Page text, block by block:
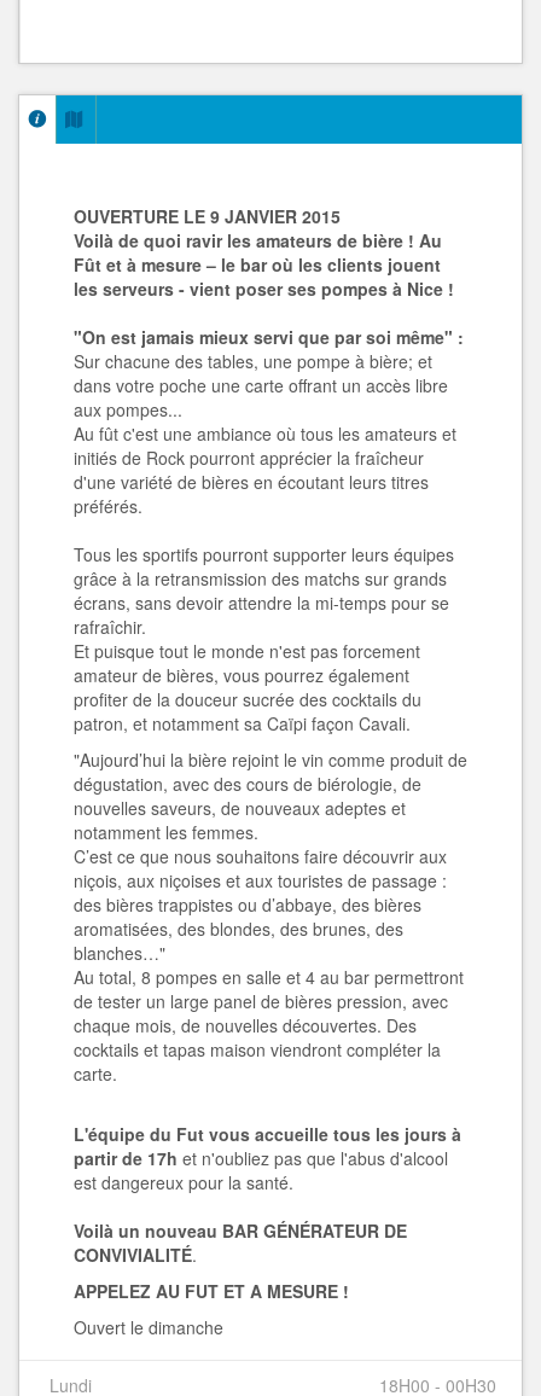
OUVERTURE LE 9 JANVIER 2015
Voilà de quoi ravir les amateurs de bière ! Au
Fût et à mesure – le bar où les clients jouent
les serveurs - vient poser ses pompes à Nice !
"On est jamais mieux servi que par soi même" :
Sur chacune des tables, une pompe à bière; et
dans votre poche une carte offrant un accès libre
aux pompes...
Au fût c'est une ambiance où tous les amateurs et
initiés de Rock pourront apprécier la fraîcheur
d'une variété de bières en écoutant leurs titres
préférés.
Tous les sportifs pourront supporter leurs équipes
grâce à la retransmission des matchs sur grands
écrans, sans devoir attendre la mi-temps pour se
rafraîchir.
Et puisque tout le monde n'est pas forcement
amateur de bières, vous pourrez également
profiter de la douceur sucrée des cocktails du
patron, et notamment sa Caïpi façon Cavali.
"Aujourd’hui la bière rejoint le vin comme produit de
dégustation, avec des cours de biérologie, de
nouvelles saveurs, de nouveaux adeptes et
notamment les femmes.
C’est ce que nous souhaitons faire découvrir aux
niçois, aux niçoises et aux touristes de passage :
des bières trappistes ou d’abbaye, des bières
aromatisées, des blondes, des brunes, des
blanches…"
Au total, 8 pompes en salle et 4 au bar permettront
de tester un large panel de bières pression, avec
chaque mois, de nouvelles découvertes. Des
cocktails et tapas maison viendront compléter la
carte.
L'équipe du Fut vous accueille tous les jours à
partir de 17h et n'oubliez pas que l'abus d'alcool
est dangereux pour la santé.
Voilà un nouveau BAR GÉNÉRATEUR DE
CONVIVIALITÉ.
APPELEZ AU FUT ET A MESURE !
Ouvert le dimanche
Lundi 18H00 - 00H30